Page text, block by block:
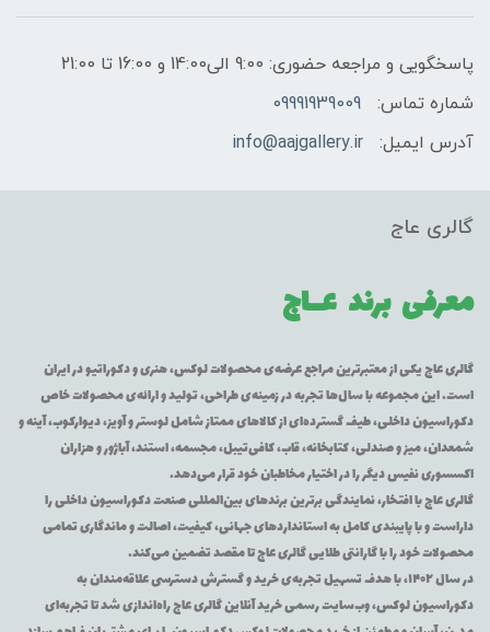
پاسخگویی و مراجعه حضوری: 9:00 الی14:00 و 16:00 تا 21:00
شماره تماس:
09991939009
آدرس ایمیل:
info@aajgallery.ir
گالری عاج
معرفی برند عــاج
گالری عاج یکی از معتبرترین مراجع عرضه‌ی محصولات لوکس، هنری و دکوراتیو در ایران
است. این مجموعه با سال‌ها تجربه در زمینه‌ی طراحی، تولید و ارائه‌ی محصولات خاص
دکوراسیون داخلی، طیف گسترده‌ای از کالاهای ممتاز شامل لوستر و آویز، دیوارکوب، آینه و
شمعدان، میز و صندلی، کتابخانه، قاب، کافی‌تیبل، مجسمه، استند، آباژور و هزاران
اکسسوری نفیس دیگر را در اختیار مخاطبان خود قرار می‌دهد.
گالری عاج با افتخار، نمایندگی برترین برندهای بین‌المللی صنعت دکوراسیون داخلی را
داراست و با پایبندی کامل به استانداردهای جهانی، کیفیت، اصالت و ماندگاری تمامی
محصولات خود را با گارانتی طلایی گالری عاج تا مقصد تضمین می‌کند.
در سال ۱۴۰۲، با هدف تسهیل تجربه‌ی خرید و گسترش دسترسی علاقه‌مندان به
دکوراسیون لوکس، وب‌سایت رسمی خرید آنلاین گالری عاج راه‌اندازی شد تا تجربه‌ای